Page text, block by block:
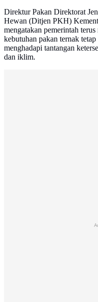
Direktur Pakan Direktorat
Hewan (Ditjen PKH)
mengatakan pemerintah
kebutuhan pakan ternak
menghadapi tantangan
dan iklim.